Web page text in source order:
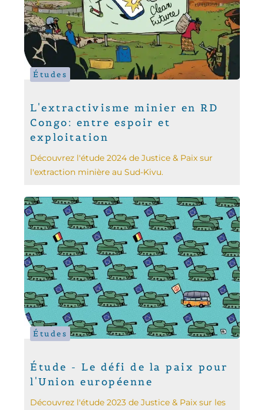
Études
L'extractivisme minier en RD
Congo: entre espoir et
exploitation
Découvrez l'étude 2024 de Justice & Paix sur
l'extraction minière au Sud-Kivu.
Études
Étude - Le défi de la paix pour
l'Union européenne
Découvrez l'étude 2023 de Justice & Paix sur les